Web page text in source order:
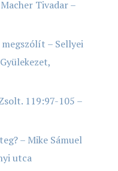
Tivadar –
– Sellyei
119:97-105 –
– Mike Sámuel
utca